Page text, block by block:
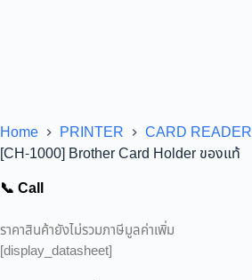
Home PRINTER CARD READER
[CH-1000] Brother Card Holder ของแท้
📞 Call
ราคาสินค้ายังไม่รวมภาษีมูลค่าเพิ่ม
[display_datasheet]